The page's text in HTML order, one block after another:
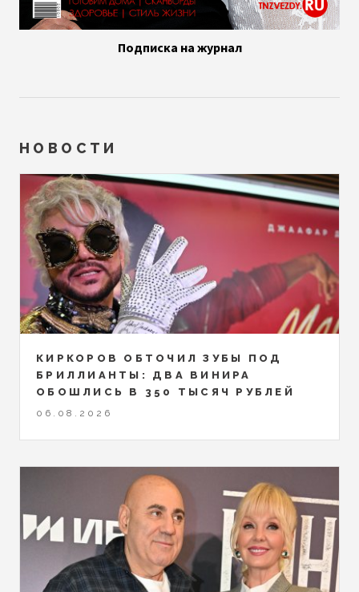
Подписка на журнал
НОВОСТИ
КИРКОРОВ ОБТОЧИЛ ЗУБЫ ПОД
БРИЛЛИАНТЫ: ДВА ВИНИРА
ОБОШЛИСЬ В 350 ТЫСЯЧ РУБЛЕЙ
06.08.2026